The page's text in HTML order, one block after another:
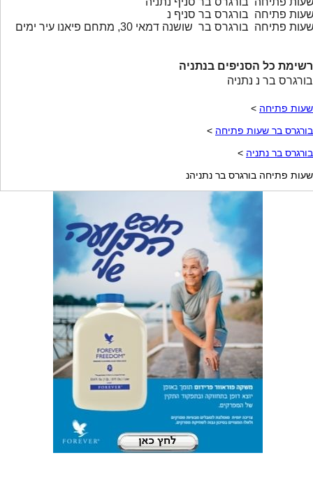
פתיחה בורגרס בר סניף נ
פתיחה בורגרס בר שושנה דמאי 30, מתחם פיאנו עיר ימים
רשימת כל הסניפים בנתניה
בורגרס בר נ נתניה
שעות פתיחה >
בורגרס בר שעות פתיחה >
בורגרס בר נתניה >
שעות פתיחה בורגרס בר נתניהנ